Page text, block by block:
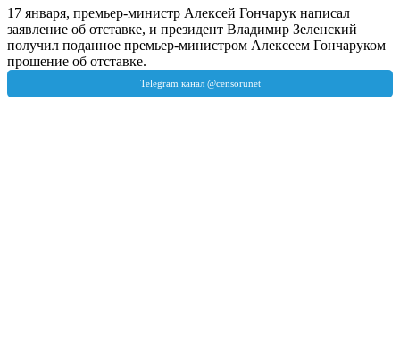
17 января, премьер-министр Алексей Гончарук написал
заявление об отставке, и президент Владимир Зеленский
получил поданное премьер-министром Алексеем Гончаруком
прошение об отставке.